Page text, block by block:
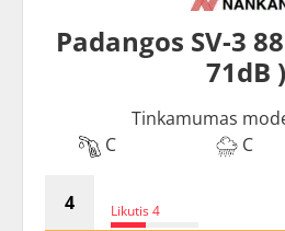
Padangos SV-3
71dB )
Tinkamumas
C
C
Likutis 4